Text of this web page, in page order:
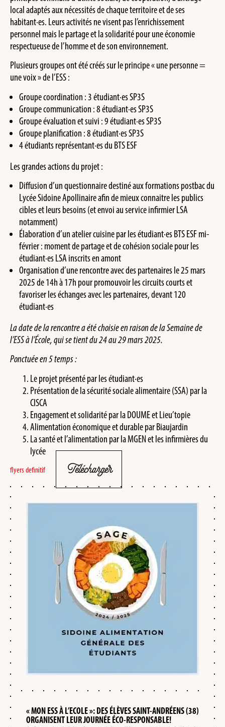
local adaptés aux nécessités de chaque territoire et de ses
habitant·es. Leurs activités ne visent pas l’enrichissement
personnel mais le partage et la solidarité pour une économie
respectueuse de l’homme et de son environnement.
Plusieurs groupes ont été créés sur le principe « une personne =
une voix » de l’ESS :
Groupe coordination : 3 étudiant·es SP3S
Groupe communication : 8 étudiant·es SP3S
Groupe évaluation et suivi : 9 étudiant·es SP3S
Groupe planification : 8 étudiant·es SP3S
4 étudiants représentant·es du BTS ESF
Les grandes actions du projet :
Diffusion d’un questionnaire destiné aux formations postbac du
Lycée Sidoine Apollinaire afin de mieux connaitre les publics
cibles et leurs besoins (et envoi au service infirmier LSA
notamment)
Élaboration d’un atelier cuisine par les étudiant·es BTS ESF mi-
février : moment de partage et de cohésion sociale pour les
étudiant·es LSA inscrits en amont
Organisation d’une rencontre avec des partenaires le 25 mars
2025 de 14h à 17h pour promouvoir les circuits courts et
favoriser les échanges avec les partenaires, devant 120
étudiant·es
La date de la rencontre a été choisie en raison de la Semaine de
l’ESS à l’École, qui se tient du 24 au 29 mars 2025.
Ponctuée en 5 temps :
Le projet présenté par les étudiant·es
Présentation de la sécurité sociale alimentaire (SSA) par la
CISCA
Engagement et solidarité par la DOUME et Lieu’topie
Alimentation économique et durable par Biaujardin
La santé et l’alimentation par la MGEN et les infirmières du
lycée
flyers definitif Télécharger
« MON ESS À L’ECOLE »: DES ÉLÈVES SAINT-ANDRÉENS (38)
ORGANISENT LEUR JOURNÉE ÉCO-RESPONSABLE!